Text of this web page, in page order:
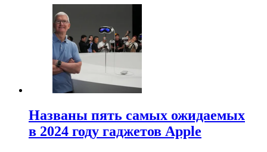
Названы пять самых ожидаемых
в 2024 году гаджетов Apple